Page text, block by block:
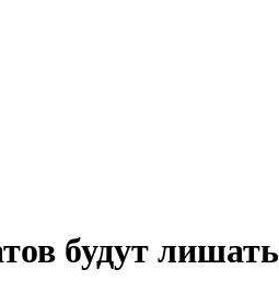
будут